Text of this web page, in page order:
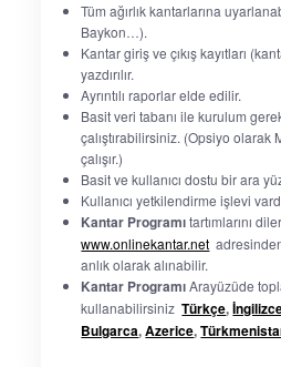
Tüm ağırlık kantarlarına
Baykon…).
Kantar giriş ve çıkış kayıtları
yazdırılır.
Ayrıntılı raporlar elde edilir.
Basit veri tabanı ile kurulum
çalıştırabilirsiniz. (Opsiyo olarak
çalışır.)
Basit ve kullanıcı dostu bir ara
Kullanıcı yetkilendirme işlevi
Kantar Programıtartımlarını
www.onlinekantar.net
anlık olarak alınabilir.
Kantar ProgramıArayüzüde
kullanabilirsinizTürkçe,
Bulgarca,Azerice,